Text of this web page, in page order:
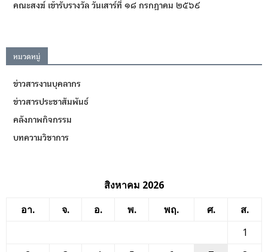
คณะสงฆ์ เข้ารับรางวัล วันเสาร์ที่ ๑๘ กรกฎาคม ๒๕๖๙
หมวดหมู่
ข่าวสารงานบุคลากร
ข่าวสารประชาสัมพันธ์
คลังภาพกิจกรรม
บทความวิชาการ
สิงหาคม 2026
อา.
จ. อ. พ. พฤ. ศ.
ส.
1